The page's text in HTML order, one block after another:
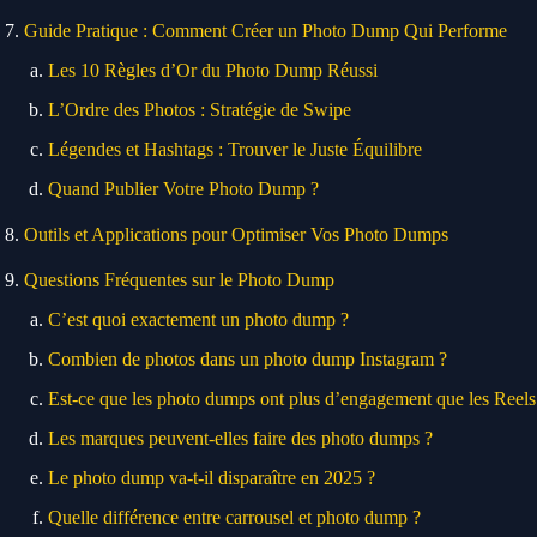
Guide Pratique : Comment Créer un Photo Dump Qui Performe
Les 10 Règles d’Or du Photo Dump Réussi
L’Ordre des Photos : Stratégie de Swipe
Légendes et Hashtags : Trouver le Juste Équilibre
Quand Publier Votre Photo Dump ?
Outils et Applications pour Optimiser Vos Photo Dumps
Questions Fréquentes sur le Photo Dump
C’est quoi exactement un photo dump ?
Combien de photos dans un photo dump Instagram ?
Est-ce que les photo dumps ont plus d’engagement que les
Les marques peuvent-elles faire des photo dumps ?
Le photo dump va-t-il disparaître en 2025 ?
Quelle différence entre carrousel et photo dump ?